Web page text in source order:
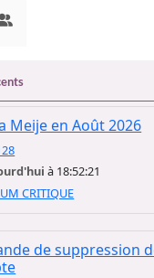
Meije en Août 2026
à 18:52:21
CRITIQUE
de suppression